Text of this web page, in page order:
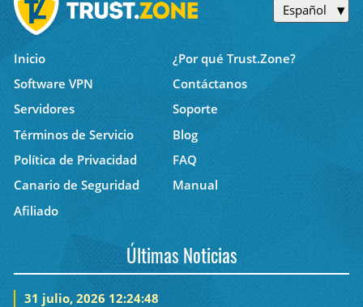
Español
Inicio
¿Por qué Trust.Zone?
Software VPN
Contáctanos
Servidores
Soporte
Términos de Servicio
Blog
Política de Privacidad
FAQ
Canario de Seguridad
Manual
Afiliado
Últimas Noticias
31 julio, 2026 12:24:48